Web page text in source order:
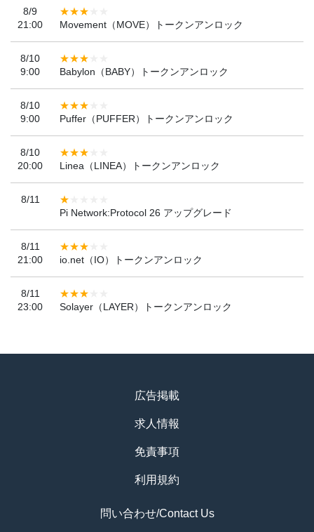
8/9
21:00
Movement（MOVE）トークンアンロック
8/10
9:00
Babylon（BABY）トークンアンロック
8/10
9:00
Puffer（PUFFER）トークンアンロック
8/10
20:00
Linea（LINEA）トークンアンロック
8/11
Pi Network:Protocol 26 アップグレード
8/11
21:00
io.net（IO）トークンアンロック
8/11
23:00
Solayer（LAYER）トークンアンロック
広告掲載
求人情報
免責事項
利用規約
問い合わせ/Contact Us